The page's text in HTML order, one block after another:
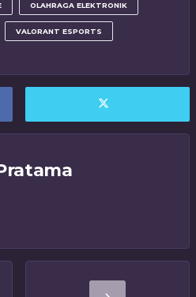
OLAHRAGA ELEKTRONIK
VALORANT ESPORTS